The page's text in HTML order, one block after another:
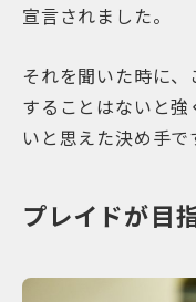
宣言されました。
それを聞いた時に
することはないと
いと思えた決め手で
プレイドが目